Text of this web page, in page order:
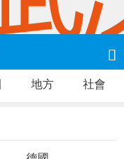

地方 社會